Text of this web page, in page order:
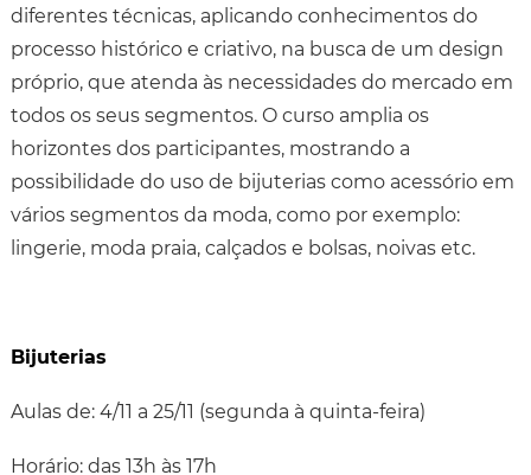
diferentes técnicas, aplicando conhecimentos do
processo histórico e criativo, na busca de um design
próprio, que atenda às necessidades do mercado em
todos os seus segmentos. O curso amplia os
horizontes dos participantes, mostrando a
possibilidade do uso de bijuterias como acessório em
vários segmentos da moda, como por exemplo:
lingerie, moda praia, calçados e bolsas, noivas etc.
Bijuterias
Aulas de: 4/11 a 25/11 (segunda à quinta-feira)
Horário: das 13h às 17h